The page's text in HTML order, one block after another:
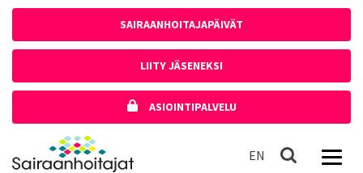
SAIRAANHOITAJAPÄIVÄT
LIITY JÄSENEKSI
ASIOINTIPALVELU
Etusivulle
EN In English
Haku